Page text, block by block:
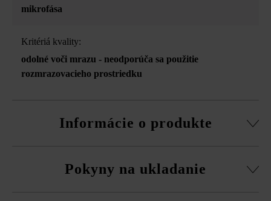
mikrofása
Kritériá kvality:
odolné voči mrazu - neodporúča sa použitie
rozmrazovacieho prostriedku
Informácie o produkte
kamene, súpravy rohových kociek a vrchná doska.
Pokyny na ukladanie